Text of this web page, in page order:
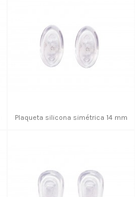
Plaqueta silicona simétrica 14 mm